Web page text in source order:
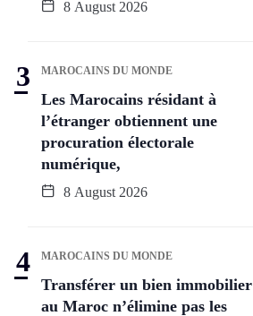
8 August 2026
MAROCAINS DU MONDE
Les Marocains résidant à
l’étranger obtiennent une
procuration électorale
numérique,
8 August 2026
MAROCAINS DU MONDE
Transférer un bien immobilier
au Maroc n’élimine pas les